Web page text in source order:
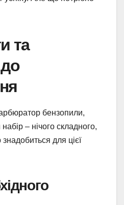
та
бензопили,
– нічого складного,
для цієї